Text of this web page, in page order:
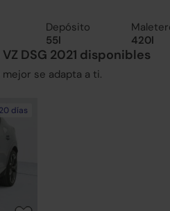
Depósito
55l
420l
DSG 2021 disponibles
se adapta a ti.
días